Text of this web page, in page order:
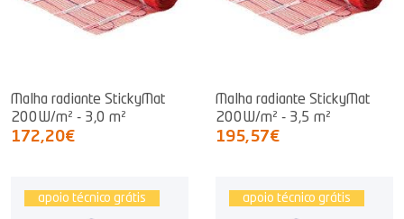
Malha radiante StickyMat
200W/m² - 3,0 m²
172,20€
Malha radiante StickyMat
200W/m² - 3,5 m²
195,57€
apoio técnico grátis apoio técnico grátis